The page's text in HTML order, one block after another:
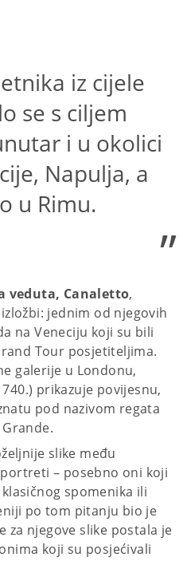
iz cijele
se s ciljem
i u okolici
Napulja, a
u Rimu.
”
veduta, Canaletto,
jednim od njegovih
na Veneciju koji su bili
Tour posjetiteljima.
galerije u Londonu,
prikazuje povijesnu,
pod nazivom regata
slike među
– posebno oni koji
spomenika ili
po tom pitanju bio je
za njegove slike postala je
koji su posjećivali